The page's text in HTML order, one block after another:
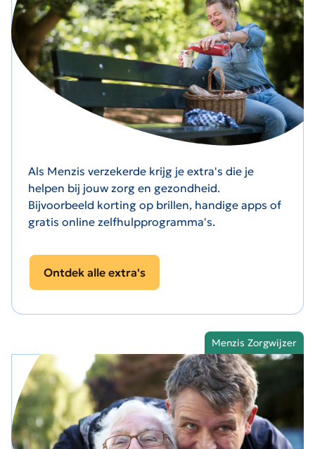
Als Menzis verzekerde krijg je extra's die je
helpen bij jouw zorg en gezondheid.
Bijvoorbeeld korting op brillen, handige apps of
gratis online zelfhulpprogramma's.
Ontdek alle extra's
Menzis Zorgwijzer